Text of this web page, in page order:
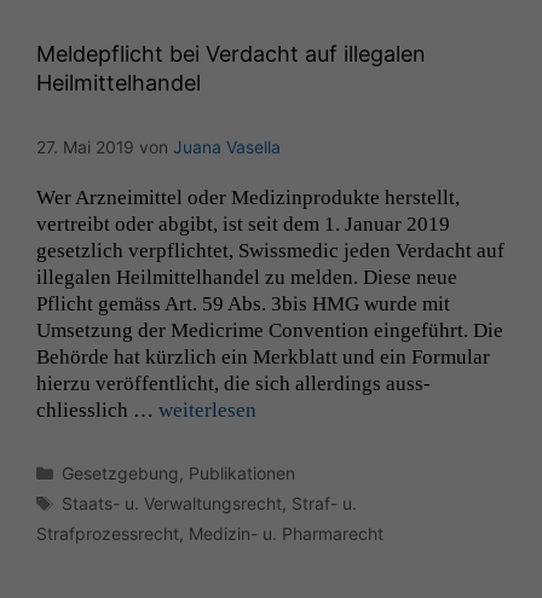
Meldepflicht bei Verdacht auf illegalen
Heilmittelhandel
27. Mai 2019 von Juana Vasella
Wer Arzneimit­tel oder Medi­z­in­pro­duk­te her­stellt,
vertreibt oder abgibt, ist seit dem 1. Jan­u­ar 2019
geset­zlich verpflichtet, Swissmedic jeden Ver­dacht auf
ille­galen Heilmit­tel­han­del zu melden. Diese neue
Pflicht gemäss Art. 59 Abs. 3bis HMG wurde mit
Umset­zung der Medicrime Con­ven­tion einge­führt. Die
Behörde hat kür­zlich ein Merk­blatt und ein For­mu­lar
hierzu veröf­fentlicht, die sich allerd­ings auss­
chliesslich … weit­er­lesen
Kategorien
Gesetzgebung Publikationen
Schlagwörter
Staats- u. Verwaltungsrecht Straf- u.
Strafprozessrecht Medizin- u. Pharmarecht